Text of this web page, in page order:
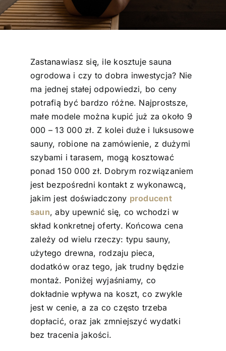
Zastanawiasz się, ile kosztuje sauna
ogrodowa i czy to dobra inwestycja? Nie
ma jednej stałej odpowiedzi, bo ceny
potrafią być bardzo różne. Najprostsze,
małe modele można kupić już za około 9
000 – 13 000 zł. Z kolei duże i luksusowe
sauny, robione na zamówienie, z dużymi
szybami i tarasem, mogą kosztować
ponad 150 000 zł. Dobrym rozwiązaniem
jest bezpośredni kontakt z wykonawcą,
jakim jest doświadczony producent
saun, aby upewnić się, co wchodzi w
skład konkretnej oferty. Końcowa cena
zależy od wielu rzeczy: typu sauny,
użytego drewna, rodzaju pieca,
dodatków oraz tego, jak trudny będzie
montaż. Poniżej wyjaśniamy, co
dokładnie wpływa na koszt, co zwykle
jest w cenie, a za co często trzeba
dopłacić, oraz jak zmniejszyć wydatki
bez tracenia jakości.